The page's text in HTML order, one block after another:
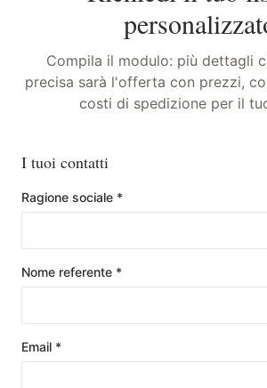
Compila il modulo: più dettagli
precisa sarà l'offerta con prezzi,
costi di spedizione per il
I tuoi contatti
Ragione sociale *
Nome referente *
Email *